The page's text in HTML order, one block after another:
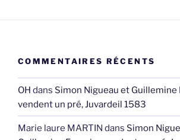
COMMENTAIRES RÉCENTS
OH dans Simon Nigueau et Guillemine
vendent un pré, Juvardeil 1583
Marie laure MARTIN dans Simon